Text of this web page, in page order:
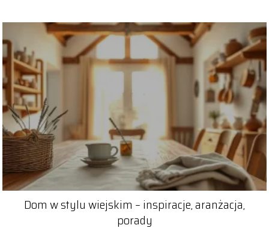
Dom w stylu wiejskim – inspiracje, aranżacja,
porady